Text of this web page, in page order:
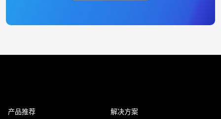
产品推荐 解决方案